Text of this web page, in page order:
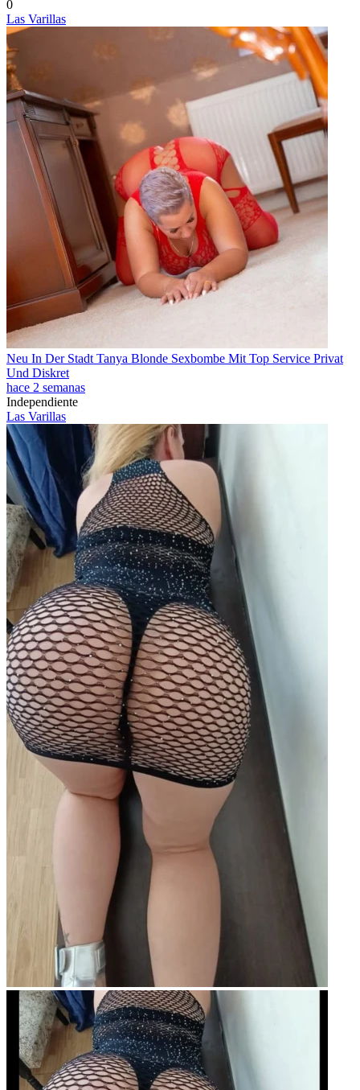
0
Las Varillas
Neu In Der Stadt Tanya Blonde Sexbombe Mit Top Service Privat
Und Diskret
hace 2 semanas
Independiente
Las Varillas